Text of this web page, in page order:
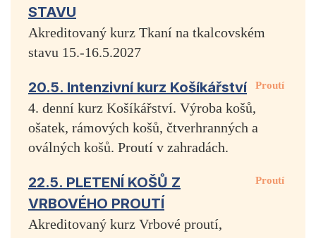
STAVU
Akreditovaný kurz Tkaní na tkalcovském
stavu 15.-16.5.2027
Proutí
20.5. Intenzivní kurz Košíkářství
4. denní kurz Košíkářství. Výroba košů,
ošatek, rámových košů, čtverhranných a
oválných košů. Proutí v zahradách.
Proutí
22.5. PLETENÍ KOŠŮ Z
VRBOVÉHO PROUTÍ
Akreditovaný kurz Vrbové proutí,